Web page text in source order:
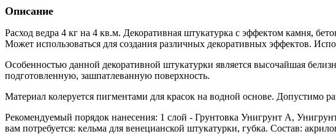
Описание
Расход ведра 4 кг на 4 кв.м. Декоративная штукатурка с эффектом камня,
Может использоваться для создания различных декоративных эффектов.
Особенностью данной декоративной штукатурки является высочайшая
подготовленную, зашпатлеванную поверхность.
Материал колеруется пигментами для красок на водной основе. Допустимо
Рекомендуемый порядок нанесения: 1 слой - Грунтовка Унигрунт А,
вам потребуется: кельма для венецианской штукатурки, губка. Состав: